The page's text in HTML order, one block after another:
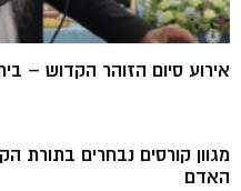
אירוע סיום הזוהר הקדוש –
מגוון קורסים נבחרים בתורת
האדם